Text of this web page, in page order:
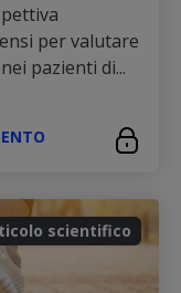
per valutare
pazienti di...
scientifico